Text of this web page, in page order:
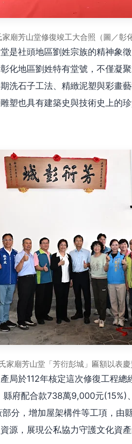
廟芳山堂修復竣工大合照（圖／彰
是社頭地區劉姓宗族的精神象
化地區劉姓特有堂號，不僅凝
洗石子工法、精緻泥塑與彩畫
塑也具有建築史與技術史上的
廟芳山堂「芳衍彭城」匾額以表慶
局於112年核定這次修復工程
府配合款738萬9,000元(15%)
分，增加屋架構件等工項，由
源，展現公私協力守護文化資產